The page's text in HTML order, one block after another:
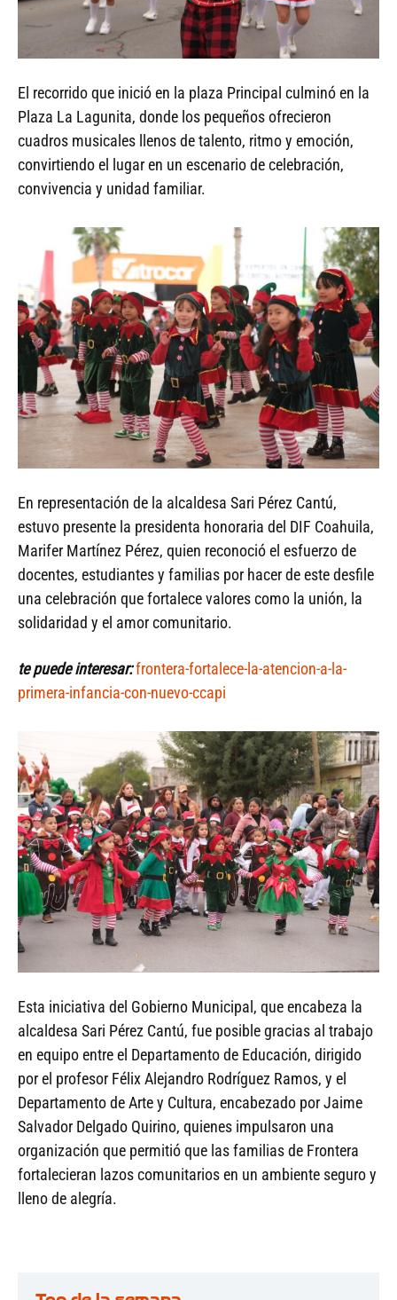
El recorrido que inició en la plaza Principal culminó en la
Plaza La Lagunita, donde los pequeños ofrecieron
cuadros musicales llenos de talento, ritmo y emoción,
convirtiendo el lugar en un escenario de celebración,
convivencia y unidad familiar.
En representación de la alcaldesa Sari Pérez Cantú,
estuvo presente la presidenta honoraria del DIF Coahuila,
Marifer Martínez Pérez, quien reconoció el esfuerzo de
docentes, estudiantes y familias por hacer de este desfile
una celebración que fortalece valores como la unión, la
solidaridad y el amor comunitario.
te puede interesar:frontera-fortalece-la-atencion-a-la-
primera-infancia-con-nuevo-ccapi
Esta iniciativa del Gobierno Municipal, que encabeza la
alcaldesa Sari Pérez Cantú, fue posible gracias al trabajo
en equipo entre el Departamento de Educación, dirigido
por el profesor Félix Alejandro Rodríguez Ramos, y el
Departamento de Arte y Cultura, encabezado por Jaime
Salvador Delgado Quirino, quienes impulsaron una
organización que permitió que las familias de Frontera
fortalecieran lazos comunitarios en un ambiente seguro y
lleno de alegría.